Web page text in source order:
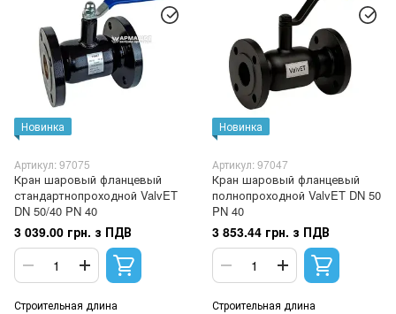
Новинка
Артикул: 97075
Кран шаровый фланцевый
стандартнопроходной ValvET
DN 50/40 PN 40
3 039.00 грн. з ПДВ
Строительная длина
Новинка
Артикул: 97047
Кран шаровый фланцевый
полнопроходной ValvET DN 50
PN 40
3 853.44 грн. з ПДВ
Строительная длина